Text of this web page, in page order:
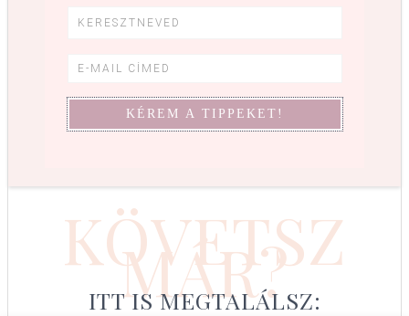
KÖVETSZ
MÁR?
ITT IS MEGTALÁLSZ: